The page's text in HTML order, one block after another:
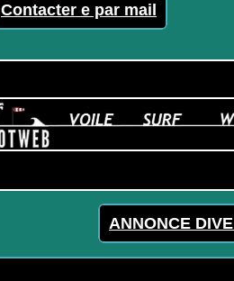
Contacter e par mail
ANNONCE